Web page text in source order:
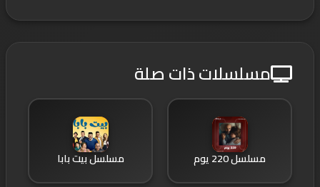
مسلسلات ذات صلة
مسلسل 220 يوم مسلسل بيت بابا